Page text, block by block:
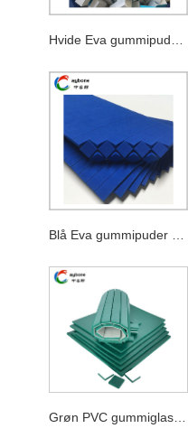
Grøn PVC gummiglas Shpping Pads med Cling Foam